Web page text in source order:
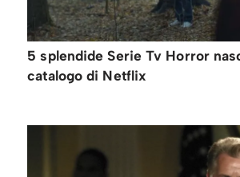
5 splendide Serie Tv Horror
catalogo di Netflix